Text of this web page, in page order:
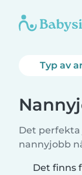
Typ av
Det perfekta
nannyjobb
Det finns